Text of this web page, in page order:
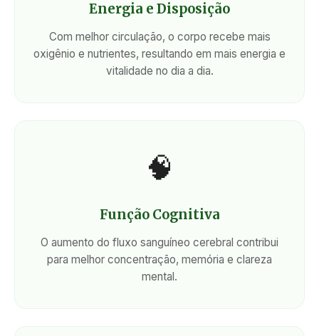
Energia e Disposição
Com melhor circulação, o corpo recebe mais
oxigênio e nutrientes, resultando em mais energia e
vitalidade no dia a dia.
🧠
Função Cognitiva
O aumento do fluxo sanguíneo cerebral contribui
para melhor concentração, memória e clareza
mental.